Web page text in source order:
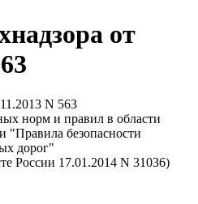
от
N 563
норм и правил в области
"Правила безопасности
дорог"
России 17.01.2014 N 31036)